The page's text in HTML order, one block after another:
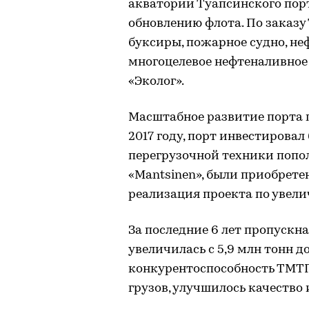
акватории Туапсинского
обновлению флота. По
буксиры, пожарное судно,
многоцелевое
«Эколог».
Масштабное развитие порта
2017 году, порт
перегрузочной техники
«Mantsinen», были
реализация проекта по
За последние 6 лет
увеличилась с 5,9 млн тонн
конкурентоспособность
грузов, улучшилось качество